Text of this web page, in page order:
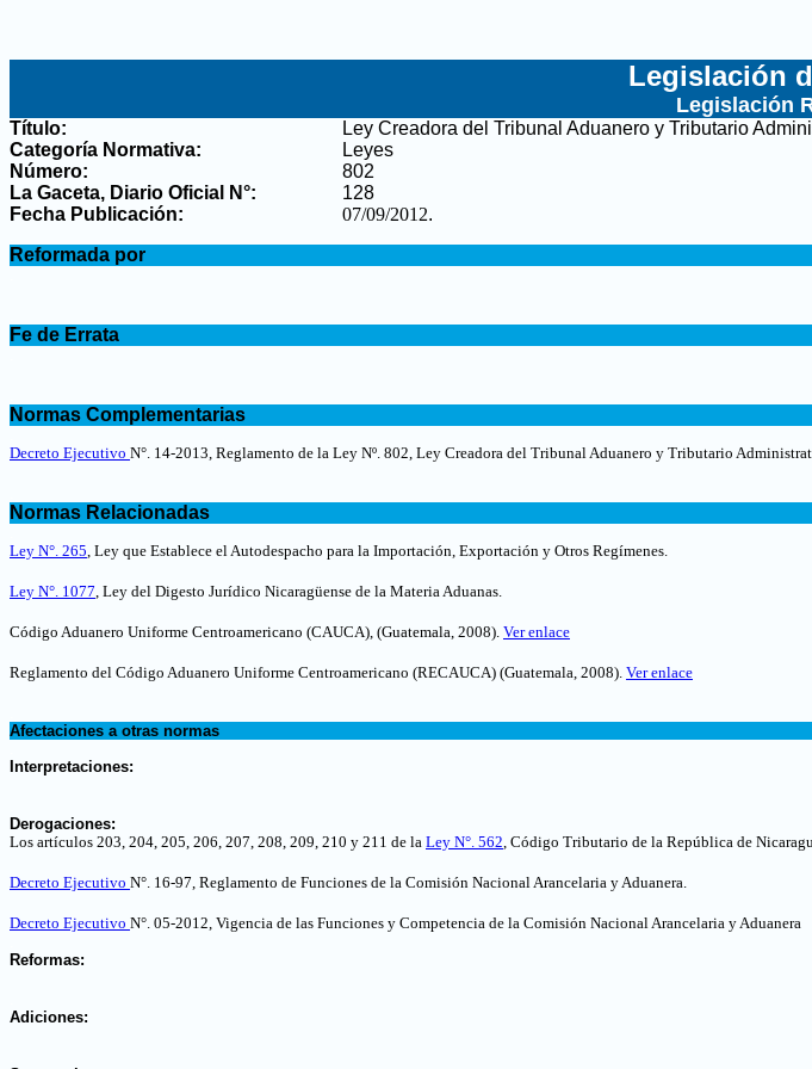
Legislación
Legislación
Título: Ley Creadora del Tribunal Aduanero y Tributario
Categoría Normativa:
Leyes
Número:
802
La Gaceta, Diario Oficial N°:
128
Fecha Publicación:
07/09/2012.
Reformada por
Fe de Errata
Normas Complementarias
Decreto Ejecutivo N°. 14-2013, Reglamento de la Ley Nº. 802, Ley Creadora del Tribunal Aduanero y Tributario
Normas Relacionadas
Ley N°. 265, Ley que Establece el Autodespacho para la Importación, Exportación y Otros Regímenes.
Ley N°. 1077, Ley del Digesto Jurídico Nicaragüense de la Materia Aduanas.
Código Aduanero Uniforme Centroamericano (CAUCA), (Guatemala, 2008). Ver enlace
Reglamento del Código Aduanero Uniforme Centroamericano (RECAUCA) (Guatemala, 2008). Ver enlace
Afectaciones a otras normas
Interpretaciones:
Derogaciones:
Los artículos 203, 204, 205, 206, 207, 208, 209, 210 y 211 de la Ley N°. 562, Código Tributario de la República de
Decreto Ejecutivo N°. 16-97, Reglamento de Funciones de la Comisión Nacional Arancelaria y Aduanera.
Decreto Ejecutivo N°. 05-2012, Vigencia de las Funciones y Competencia de la Comisión Nacional Arancelaria y Aduanera
Reformas:
Adiciones: